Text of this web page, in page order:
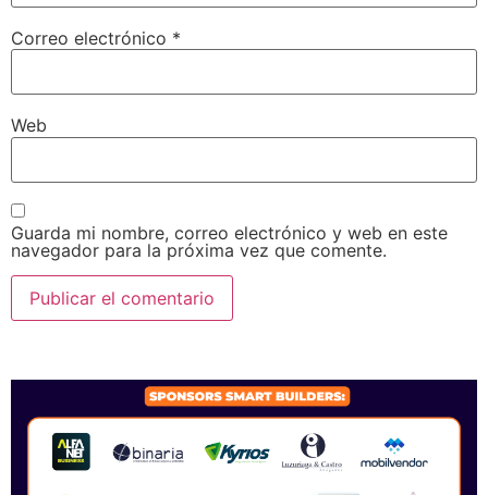
Correo electrónico *
Web
Guarda mi nombre, correo electrónico y web en este
navegador para la próxima vez que comente.